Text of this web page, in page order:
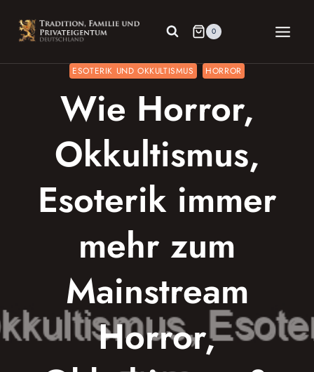
Inhalt
springen
0
ESOTERIK UND OKKULTISMUS HORROR
Wie Horror,
Okkultismus,
Esoterik immer
mehr zum
Mainstream
Horror,